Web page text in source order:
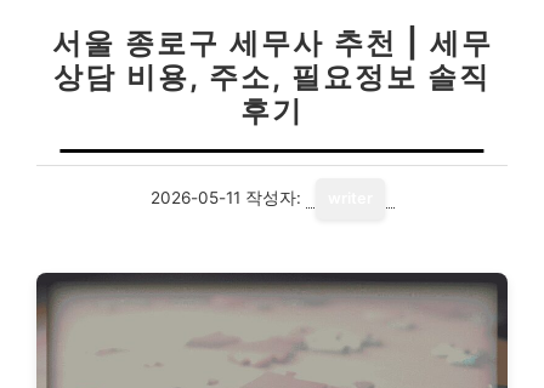
서울 종로구 세무사 추천 | 세무
상담 비용, 주소, 필요정보 솔직
후기
2026-05-11 작성자: